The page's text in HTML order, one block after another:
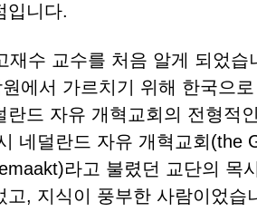
입니다.
수 교수를 처음 알게 되었습
에서 가르치기 위해 한국으
란드 자유 개혁교회의 전형적
네덜란드 자유 개혁교회(the
라고 불렸던 교단의 목
고, 지식이 풍부한 사람이었습